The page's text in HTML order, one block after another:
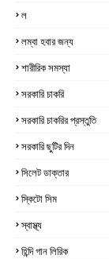
ল
লম্বা হবার জন্য
শারীরিক সমস্যা
সরকারি চাকরি
সরকারি চাকরির প্রস্তুতি
সরকারি ছুটির দিন
সিলেট ডাক্তার
স্কিটো সিম
স্বাস্থ্য
হিন্দি গান লিরিক